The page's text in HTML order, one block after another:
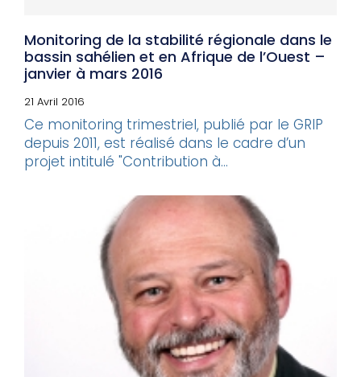
Monitoring de la stabilité régionale dans le
bassin sahélien et en Afrique de l’Ouest –
janvier à mars 2016
21 Avril 2016
Ce monitoring trimestriel, publié par le GRIP
depuis 2011, est réalisé dans le cadre d’un
projet intitulé "Contribution à...